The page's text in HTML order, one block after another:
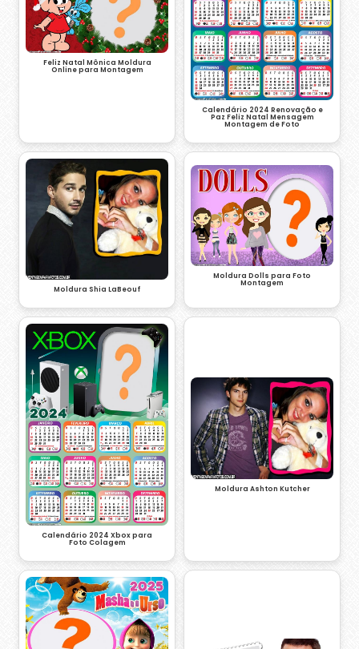
Feliz Natal Mônica Moldura
Online para Montagem
Calendário 2024 Renovação e
Paz Feliz Natal Mensagem
Montagem de Foto
Moldura Shia LaBeouf
Moldura Dolls para Foto
Montagem
Calendário 2024 Xbox para
Foto Colagem
Moldura Ashton Kutcher